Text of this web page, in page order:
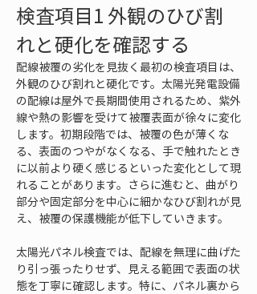
検査項目1 外観のひび割
れと硬化を確認する
配線被覆の劣化を見抜く最初の検査項目は、
外観のひび割れと硬化です。太陽光発電設備
の配線は屋外で長期間使用されるため、紫外
線や熱の影響を受けて被覆表面が徐々に変化
します。初期段階では、被覆の色が薄くな
る、表面のつやがなくなる、手で触れたとき
に以前より硬く感じるといった変化として現
れることがあります。さらに進むと、曲がり
部分や固定部分を中心に細かなひび割れが見
え、被覆の保護機能が低下していきます。
太陽光パネル検査では、配線を無理に曲げた
り引っ張ったりせず、見える範囲で表面の状
態を丁寧に確認します。特に、パネル裏から